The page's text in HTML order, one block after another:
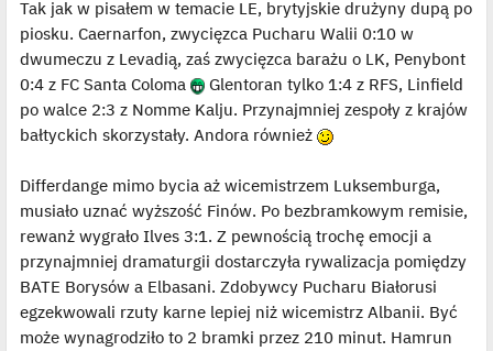
t
t
w
i
e
l
o
j
e
d
y
z
y
p
o
t
Tak jak w pisałem w temacie LE, brytyjskie drużyny dupą po
piosku. Caernarfon, zwycięzca Pucharu Walii 0:10 w
dwumeczu z Levadią, zaś zwycięzca barażu o LK, Penybont
0:4 z FC Santa Coloma
Glentoran tylko 1:4 z RFS, Linfield
po walce 2:3 z Nomme Kalju. Przynajmniej zespoły z krajów
bałtyckich skorzystały. Andora również
Differdange mimo bycia aż wicemistrzem Luksemburga,
musiało uznać wyższość Finów. Po bezbramkowym remisie,
rewanż wygrało Ilves 3:1. Z pewnością trochę emocji a
przynajmniej dramaturgii dostarczyła rywalizacja pomiędzy
BATE Borysów a Elbasani. Zdobywcy Pucharu Białorusi
egzekwowali rzuty karne lepiej niż wicemistrz Albanii. Być
może wynagrodziło to 2 bramki przez 210 minut. Hamrun